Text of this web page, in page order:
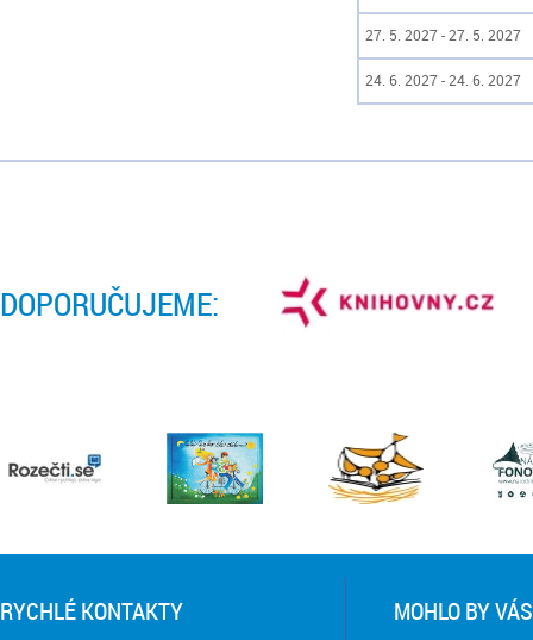
27. 5. 2027 - 27. 5. 2027
24. 6. 2027 - 24. 6. 2027
DOPORUČUJEME:
RYCHLÉ KONTAKTY MOHLO BY